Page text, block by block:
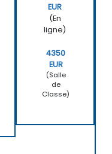
EUR
(En
ligne)
4350
EUR
(Salle
de
Classe)